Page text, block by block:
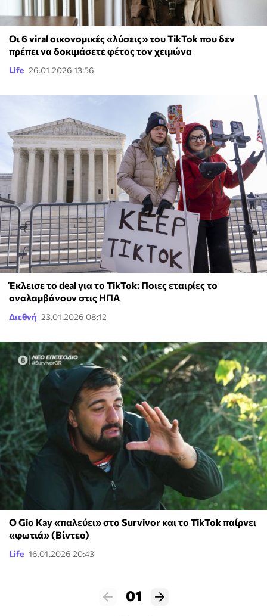
Οι 6 viral οικονομικές «λύσεις» του TikTok που δεν
πρέπει να δοκιμάσετε φέτος τον χειμώνα
Life 26.01.2026 13:56
Έκλεισε το deal για το TikTok: Ποιες εταιρίες το
αναλαμβάνουν στις ΗΠΑ
Διεθνή 23.01.2026 08:12
Ο Gio Kay «παλεύει» στο Survivor και το TikTok παίρνει
«φωτιά» (Βίντεο)
Life 16.01.2026 20:43
01